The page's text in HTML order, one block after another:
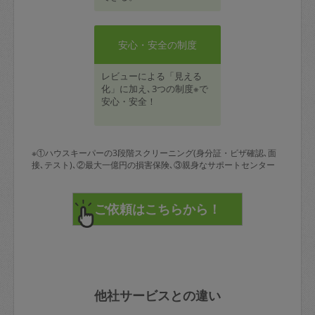
安心・安全の制度
レビューによる「見える
化」に加え､3つの制度※で
安心・安全！
※①ハウスキーパーの3段階スクリーニング(身分証・ビザ確認､面
接､テスト)､②最大一億円の損害保険､③親身なサポートセンター
他社サービスとの違い